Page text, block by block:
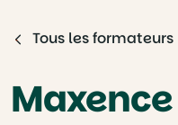
Tous les formateurs